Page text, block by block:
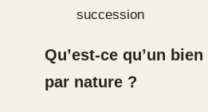
succession
Qu’est-ce qu’un
par nature ?